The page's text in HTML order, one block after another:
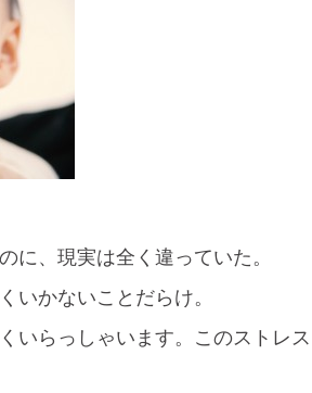
に、現実は全く違っていた。
いかないことだらけ。
いらっしゃいます。このストレス